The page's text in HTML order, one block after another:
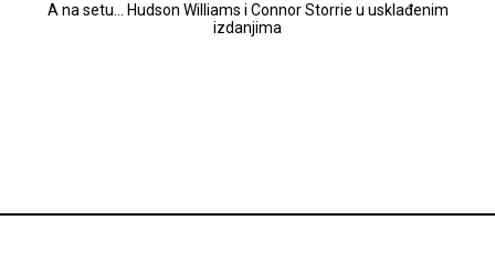
A na setu... Hudson Williams i Connor Storrie u usklađenim
izdanjima